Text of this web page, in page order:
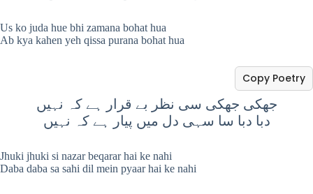
Us ko juda hue bhi zamana bohat hua
Ab kya kahen yeh qissa purana bohat hua
جھکی جھکی سی نظر بے قرار ہے کہ نہیں
دبا دبا سا سہی دل میں پیار ہے کہ نہیں
Copy Poetry
Jhuki jhuki si nazar beqarar hai ke nahi
Daba daba sa sahi dil mein pyaar hai ke nahi